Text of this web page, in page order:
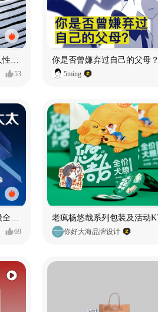
漫画：品读东野圭吾，画说人性百态
53
你是否曾嫌弃过自己的父母？
5ming
69 你好大海品牌设计